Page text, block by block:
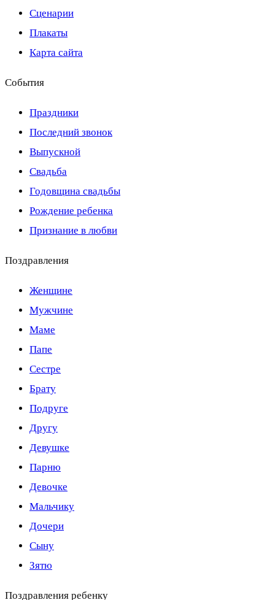
Сценарии
Плакаты
Карта сайта
События
Праздники
Последний звонок
Выпускной
Свадьба
Годовщина свадьбы
Рождение ребенка
Признание в любви
Поздравления
Женщине
Мужчине
Маме
Папе
Сестре
Брату
Подруге
Другу
Девушке
Парню
Девочке
Мальчику
Дочери
Сыну
Зятю
Поздравления ребенку